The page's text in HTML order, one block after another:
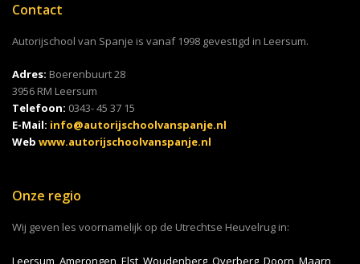
Contact
Autorijschool van Spanje is vanaf 1998 gevestigd in Leersum.
Adres: Boerenbuurt 28
3956 RM Leersum
Telefoon: 0343- 45 37 15
E-Mail: info@autorijschoolvanspanje.nl
Web www.autorijschoolvanspanje.nl
Onze regio
Wij geven les voornamelijk op de Utrechtse Heuvelrug in:
Leersum, Amerongen, Elst, Woudenberg, Overberg, Doorn, Maarn,